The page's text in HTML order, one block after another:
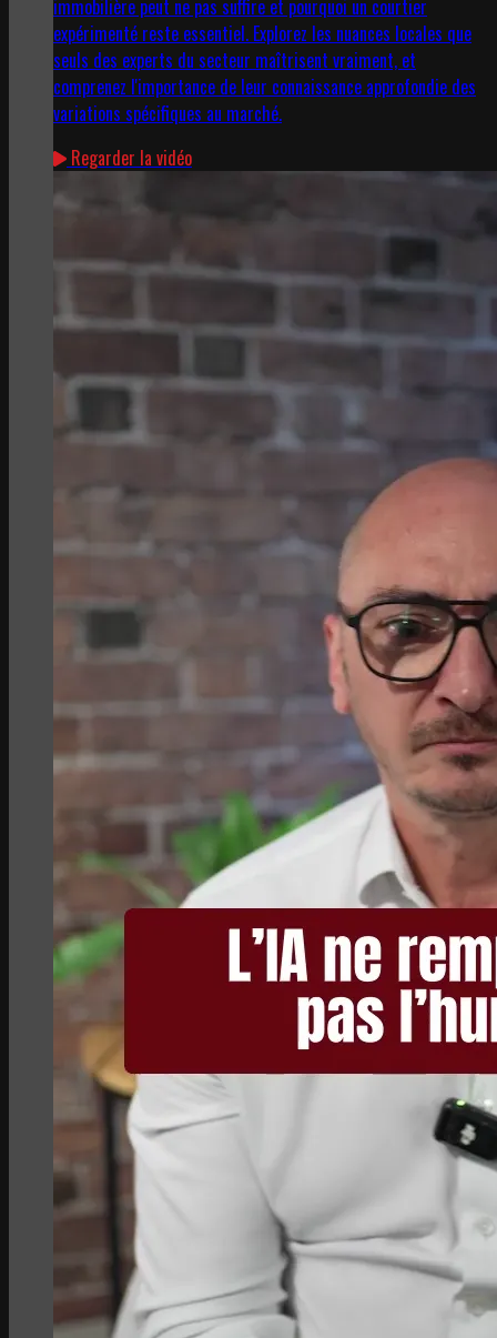
immobilière peut ne pas suffire et pourquoi un courtier
expérimenté reste essentiel. Explorez les nuances locales que
seuls des experts du secteur maîtrisent vraiment, et
comprenez l'importance de leur connaissance approfondie des
variations spécifiques au marché.
Regarder la vidéo